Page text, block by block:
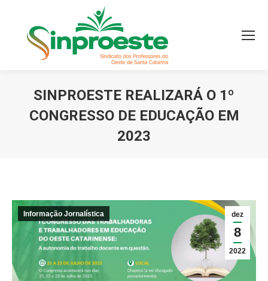
SINPROESTE REALIZARÁ O 1º
CONGRESSO DE EDUCAÇÃO EM
2023
dez
8
2022
Informação Jornalística